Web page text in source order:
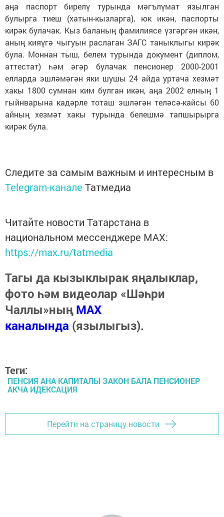
аңа паспорт бирелү турында мәгълүмат язылган
булырга тиеш (хатын-кызларга), юк икән, паспорты
кирәк булачак. Кыз баланың фамилиясе үзгәргән икән,
аның кияүгә чыгуын раслаган ЗАГС таныклыгы кирәк
була. Моннан тыш, белем турында документ (диплом,
аттестат) һәм әгәр булачак пенсионер 2000-2001
елларда эшләмәгән яки шушы 24 айда уртача хезмәт
хакы 1800 сумнан ким булган икән, аңа 2002 елның 1
гыйнварына кадәрле тоташ эшләгән теләсә-кайсы 60
айның хезмәт хакы турында белешмә тапшырырга
кирәк була.
Следите за самым важным и интересным в
Telegram-канале Татмедиа
Читайте новости Татарстана в
национальном мессенджере MАХ:
https://max.ru/tatmedia
Тагы да кызыклырак яңалыклар,
фото һәм видеолар «Шәһри
Чаллы»ныңMAX
каналында (язылыгыз).
Теги:
ПЕНСИЯ АНА КАПИТАЛЫ ЗАКОН БАЛА ПЕНСИОНЕР
АКЧА ИДЕКСАЦИЯ
Перейти на страницу новости